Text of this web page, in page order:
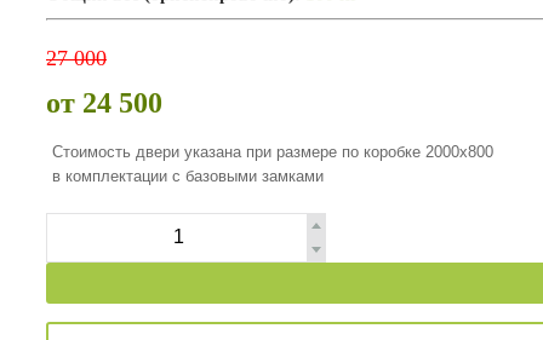
27 000
от 24 500
Стоимость двери указана при размере по коробке 2000х800
в комплектации с базовыми замками